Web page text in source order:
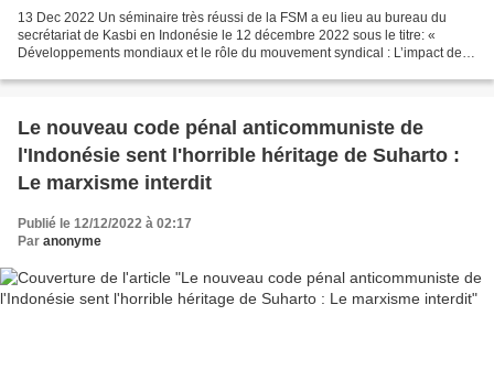
13 Dec 2022 Un séminaire très réussi de la FSM a eu lieu au bureau du
secrétariat de Kasbi en Indonésie le 12 décembre 2022 sous le titre: «
Développements mondiaux et le rôle du mouvement syndical : L’impact des
Le nouveau code pénal anticommuniste de
l'Indonésie sent l'horrible héritage de Suharto :
Le marxisme interdit
Publié le 12/12/2022 à 02:17
Par anonyme